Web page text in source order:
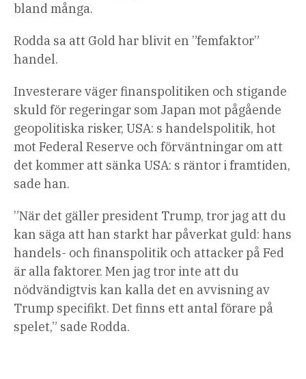
bland många.
Rodda sa att Gold har blivit en ”femfaktor”
handel.
Investerare väger finanspolitiken och stigande
skuld för regeringar som Japan mot pågående
geopolitiska risker, USA: s handelspolitik, hot
mot Federal Reserve och förväntningar om att
det kommer att sänka USA: s räntor i framtiden,
sade han.
”När det gäller president Trump, tror jag att du
kan säga att han starkt har påverkat guld: hans
handels- och finanspolitik och attacker på Fed
är alla faktorer. Men jag tror inte att du
nödvändigtvis kan kalla det en avvisning av
Trump specifikt. Det finns ett antal förare på
spelet,” sade Rodda.